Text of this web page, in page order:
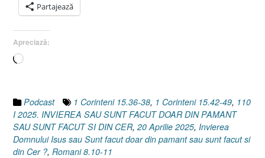
I
1
Corinteni
15.36-
Partajează
Apreciază:
Încarc...
Podcast 1 Corinteni 15.36-38, 1 Corinteni 15.42-49, 110
I 2025. INVIEREA SAU SUNT FACUT DOAR DIN PAMANT
SAU SUNT FACUT SI DIN CER, 20 Aprilie 2025, Invierea
Domnului Isus sau Sunt facut doar din pamant sau sunt facut si
din Cer ?, Romani 8.10-11